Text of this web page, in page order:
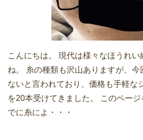
こんにちは。 現代は様々なほうれい
ね。 糸の種類も沢山ありますが、
ないと言われており、価格も手軽な
を20本受けてきました。 このペー
でに糸によ・・・